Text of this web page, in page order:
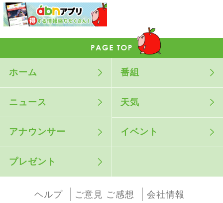
ホーム 番組
ニュース 天気
アナウンサー イベント
プレゼント
ヘルプ ご意見 ご感想
会社情報